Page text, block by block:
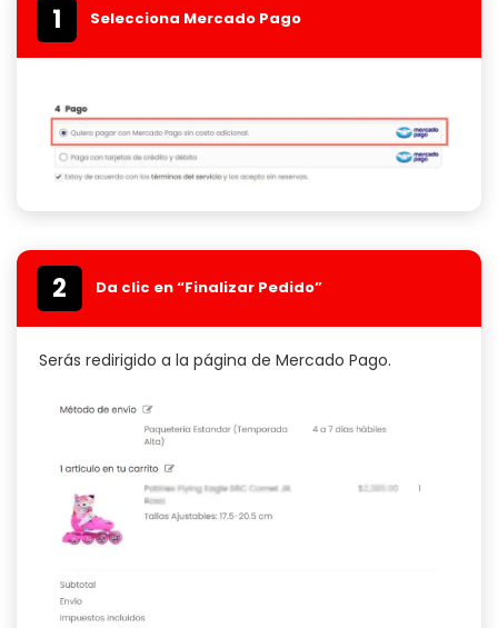
1 Selecciona Mercado Pago
2 Da clic en “Finalizar Pedido”
Serás redirigido a la página de Mercado Pago.